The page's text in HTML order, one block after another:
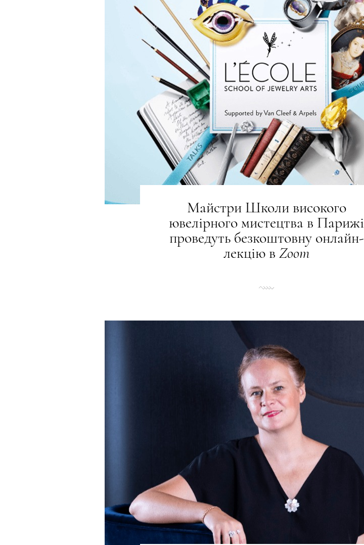
Майстри Школи високого
ювелірного мистецтва в Парижі
проведуть безкоштовну онлайн-
лекцію в Zoom